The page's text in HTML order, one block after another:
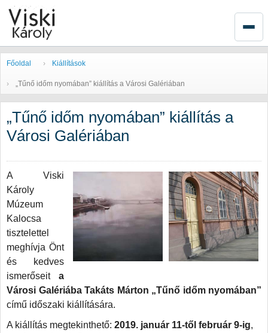
Főoldal Kiállítások
„Tűnő időm nyomában” kiállítás a Városi Galériában
„Tűnő időm nyomában” kiállítás a
Városi Galériában
A Viski
Károly
Múzeum
Kalocsa
tisztelettel
meghívja Önt
és kedves
ismerőseit a
Városi Galériába Takáts Márton „Tűnő időm nyomában”
című időszaki kiállítására.
A kiállítás megtekinthető: 2019. január 11-től február 9-ig,